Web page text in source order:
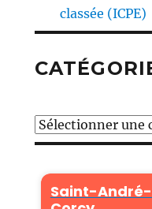
classée (ICPE)
Catégories